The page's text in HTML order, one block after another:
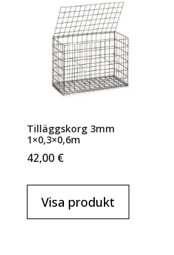
Tilläggskorg 3mm
1×0,3×0,6m
42,00 €
Visa produkt